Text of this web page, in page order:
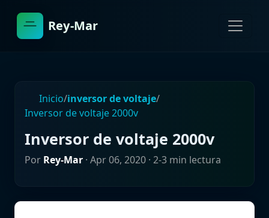
Rey-Mar
Inicio/inversor de voltaje/
Inversor de voltaje 2000v
Inversor de voltaje 2000v
Por Rey-Mar · Apr 06, 2020 · 2-3 min lectura